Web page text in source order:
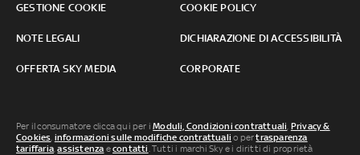
GESTIONE COOKIE COOKIE POLICY
NOTE LEGALI DICHIARAZIONE DI ACCESSIBILITÀ
OFFERTA SKY MEDIA CORPORATE
Per il consumatore clicca qui per iModuli, Condizioni contrattuali, Privacy &
Cookies, informazioni sulle modifiche contrattuali o pertrasparenza
tariffaria,assistenza econtatti. Tutti i marchi Sky e i diritti di proprietà